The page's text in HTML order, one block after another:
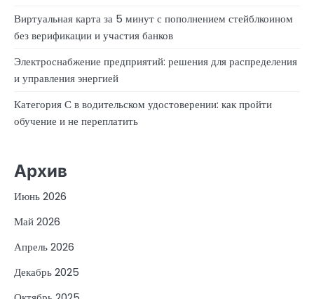
Виртуальная карта за 5 минут с пополнением стейблкоином
без верификации и участия банков
Электроснабжение предприятий: решения для распределения
и управления энергией
Категория С в водительском удостоверении: как пройти
обучение и не переплатить
Архив
Июнь 2026
Май 2026
Апрель 2026
Декабрь 2025